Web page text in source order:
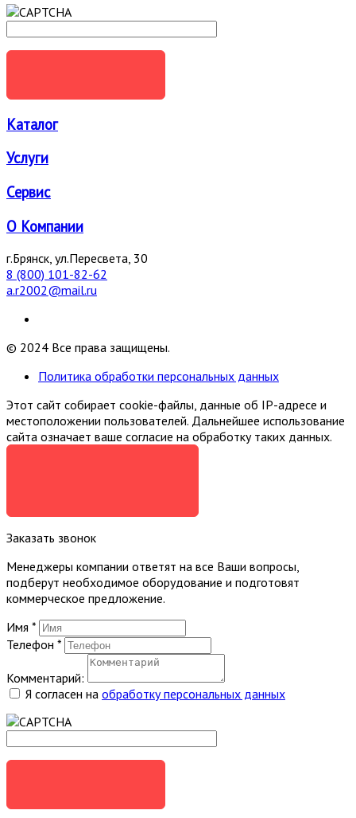
Каталог
Услуги
Сервис
О Компании
г.Брянск, ул.Пересвета, 30
8 (800) 101-82-62
a.r2002@mail.ru
© 2024 Все права защищены.
Политика обработки персональных данных
Этот сайт собирает cookie-файлы, данные об IP-адресе и
местоположении пользователей. Дальнейшее использование
сайта означает ваше согласие на обработку таких данных.
Заказать звонок
Менеджеры компании ответят на все Ваши вопросы,
подберут необходимое оборудование и подготовят
коммерческое предложение.
Имя *
Телефон *
Комментарий:
Я согласен на обработку персональных данных